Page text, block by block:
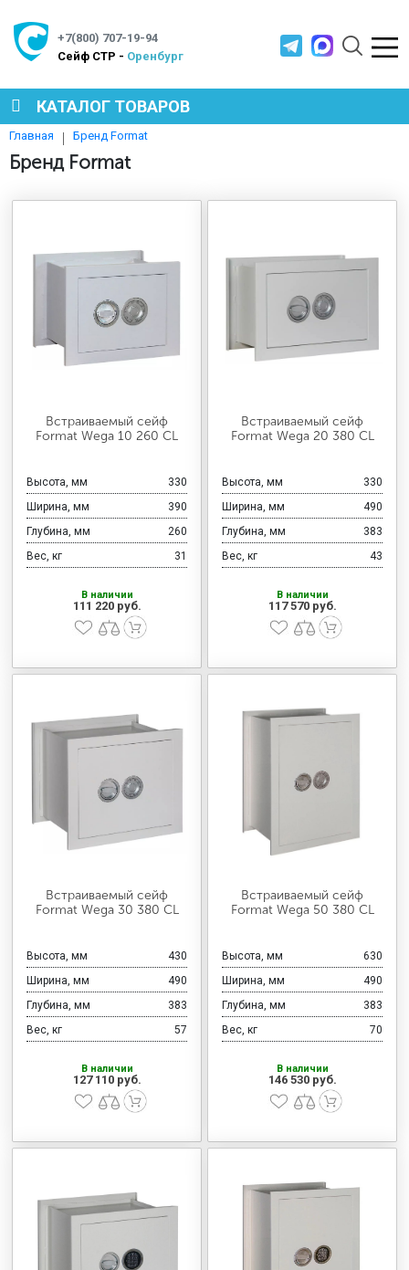
+7(800) 707-19-94
Cейф СТР - Оренбург
КАТАЛОГ ТОВАРОВ
СЕЙФЫ
ПРОИЗВОДСТВЕННАЯ МЕБЕЛЬ
МЕДИЦИНСКАЯ МЕБЕЛЬ
СИСТЕМЫ ХРАНЕНИЯ
ОФИСНАЯ МЕБЕЛЬ
МЕБЕЛЬ ДЛЯ ДОМА
МЕБЕЛЬ ДЛЯ СТОЛОВЫХ
СТАЛЬНЫЕ ДВЕРИ
Главная Бренд Format
Бренд Format
Встраиваемый сейф
Format Wega 10 260 CL
Высота, мм
330
Ширина, мм
390
Глубина, мм
260
Вес, кг
31
В наличии
111 220 руб.
Встраиваемый сейф
Format Wega 20 380 CL
Высота, мм
330
Ширина, мм
490
Глубина, мм
383
Вес, кг
43
В наличии
117 570 руб.
Встраиваемый сейф
Format Wega 30 380 CL
Высота, мм
430
Ширина, мм
490
Глубина, мм
383
Вес, кг
57
В наличии
127 110 руб.
Встраиваемый сейф
Format Wega 50 380 CL
Высота, мм
630
Ширина, мм
490
Глубина, мм
383
Вес, кг
70
В наличии
146 530 руб.